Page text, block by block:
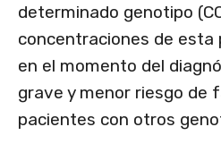
determinado genotipo
concentraciones de esta
en el momento del
grave y menor riesgo de
pacientes con otros